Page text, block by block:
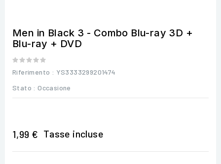
Men in Black 3 - Combo Blu-ray 3D +
Blu-ray + DVD
Riferimento : YS3333299201474
Stato : Occasione
1,99 € Tasse incluse